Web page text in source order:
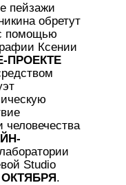
пейзажи
обретут
помощью
Ксении
ПРОЕКТЕ
Studio
ОКТЯБРЯ.